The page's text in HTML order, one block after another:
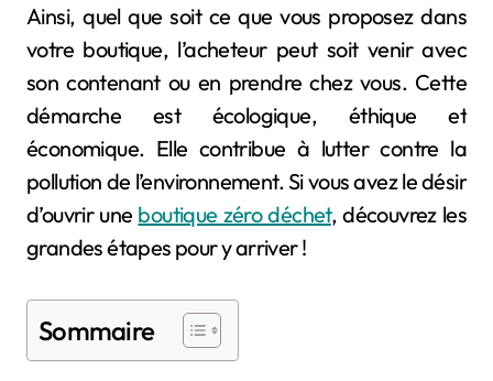
Ainsi, quel que soit ce que vous proposez dans
votre boutique, l’acheteur peut soit venir avec
son contenant ou en prendre chez vous. Cette
démarche est écologique, éthique et
économique. Elle contribue à lutter contre la
pollution de l’environnement. Si vous avez le désir
d’ouvrir une boutique zéro déchet, découvrez les
grandes étapes pour y arriver !
Sommaire